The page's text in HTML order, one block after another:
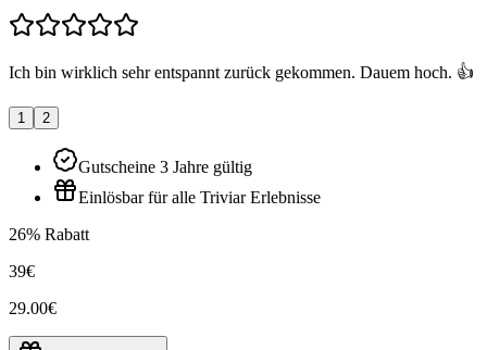
Ich bin wirklich sehr entspannt zurück gekommen. Dauem hoch. 👍
1 2
Gutscheine 3 Jahre gültig
Einlösbar für alle Triviar Erlebnisse
26% Rabatt
39€
29.00€